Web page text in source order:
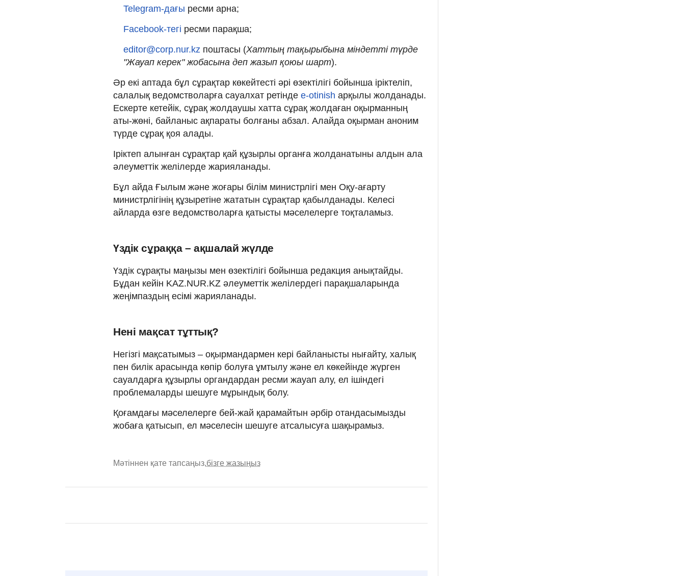
Telegram-дағы ресми арна;
Facebook-тегі ресми парақша;
editor@corp.nur.kz поштасы (Хаттың тақырыбына міндетті түрде
"Жауап керек" жобасына деп жазып қоюы шарт).
Әр екі аптада бұл сұрақтар көкейтесті әрі өзектілігі бойынша іріктеліп,
салалық ведомстволарға сауалхат ретінде e-otinish арқылы жолданады.
Ескерте кетейік, сұрақ жолдаушы хатта сұрақ жолдаған оқырманның
аты-жөні, байланыс ақпараты болғаны абзал. Алайда оқырман аноним
түрде сұрақ қоя алады.
Іріктеп алынған сұрақтар қай құзырлы органға жолданатыны алдын ала
әлеуметтік желілерде жарияланады.
Бұл айда Ғылым және жоғары білім министрлігі мен Оқу-ағарту
министрлігінің құзыретіне жататын сұрақтар қабылданады. Келесі
айларда өзге ведомстволарға қатысты мәселелерге тоқталамыз.
Үздік сұраққа – ақшалай жүлде
Үздік сұрақты маңызы мен өзектілігі бойынша редакция анықтайды.
Бұдан кейін KAZ.NUR.KZ әлеуметтік желілердегі парақшаларында
жеңімпаздың есімі жарияланады.
Нені мақсат тұттық?
Негізгі мақсатымыз – оқырмандармен кері байланысты нығайту, халық
пен билік арасында көпір болуға ұмтылу және ел көкейінде жүрген
сауалдарға құзырлы органдардан ресми жауап алу, ел ішіндегі
проблемаларды шешуге мұрындық болу.
Қоғамдағы мәселелерге бей-жай қарамайтын әрбір отандасымызды
жобаға қатысып, ел мәселесін шешуге атсалысуға шақырамыз.
Мәтіннен қате тапсаңыз,бізге жазыңыз